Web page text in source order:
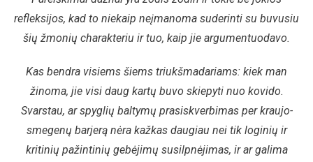
refleksijos, kad to niekaip neįmanoma suderinti su buvusiu
šių žmonių charakteriu ir tuo, kaip jie argumentuodavo.
Kas bendra visiems šiems triukšmadariams: kiek man
žinoma, jie visi daug kartų buvo skiepyti nuo kovido.
Svarstau, ar spyglių baltymų prasiskverbimas per kraujo-
smegenų barjerą nėra kažkas daugiau nei tik loginių ir
kritinių pažintinių gebėjimų susilpnėjimas, ir ar galima